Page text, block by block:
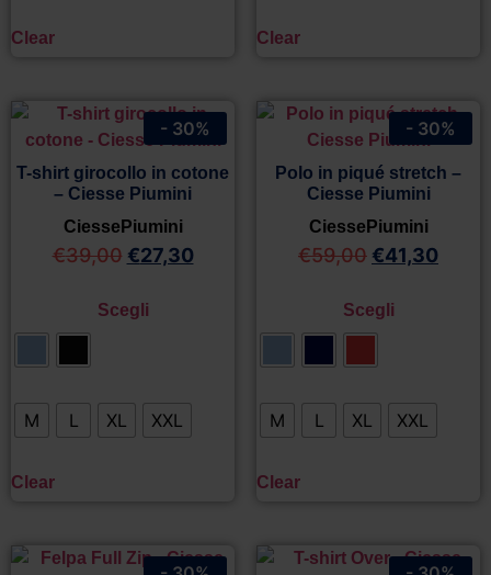
Clear Clear
T-shirt girocollo in cotone
– Ciesse Piumini
CiessePiumini
€39,00 €27,30
Scegli
M L XL XXL
Clear
- 30%
Polo in piqué stretch –
Ciesse Piumini
CiessePiumini
€59,00 €41,30
Scegli
M L XL XXL
Clear
- 30%